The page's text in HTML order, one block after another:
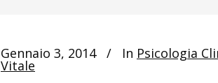
Gennaio 3, 2014 In Psicologia
Vitale